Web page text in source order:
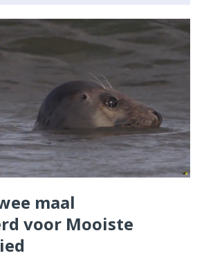
maal
voor Mooiste